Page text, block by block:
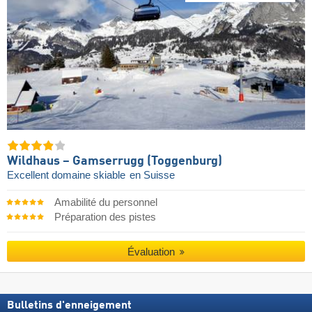
Wildhaus – Gamserrugg (Toggenburg)
Excellent domaine skiable en Suisse
Amabilité du personnel
Préparation des pistes
Évaluation
Bulletins d'enneigement